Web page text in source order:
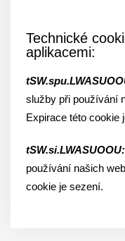
Technické
aplikacemi:
služby při používání
Expirace této cookie
tSW.si.LWASUOOU:
používání našich
cookie je sezení.